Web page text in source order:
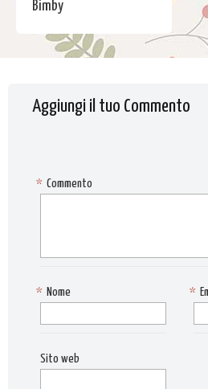
Bimby
Aggiungi il tuo Commento
Commento
*
Nome
* *
Sito web